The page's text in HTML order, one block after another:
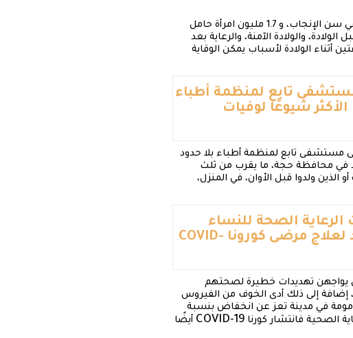
، أن 5 ملايين امرأة وفتاة في سن الإنجاب، و 1.7 مليون امرأة حامل
والولادة الآمنة، والرعاية بعد
أثناء الولادة لأسباب يمكن الوقاية
مستشفى تابع لمنظمة أطباء
شيوعًا لوفيات
من وصولهم إلى مستشفى تابع لمنظمة أطباء بلا حدود
في محافظة حجة، ما يقرب من ثلث
ولدوا قبل الأوان، في المنزل،
الرعاية الصحة للنساء
لعلاج مرضى كورونا COVID-
يواجهن تهديدات خطيرة لصحتهم
والطفل، إضافة إلى ذلك أدى الخوف من الفيروس
في مدينة تعز عن انخفاض بنسبة
COVID-19 أيضًا